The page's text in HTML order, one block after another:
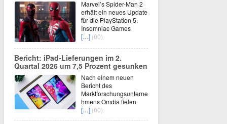
Marvel’s Spider-Man 2
erhält ein neues Update
für die PlayStation 5.
Insomniac Games
[…] (00)
Bericht: iPad-Lieferungen im 2.
Quartal 2026 um 7,5 Prozent gesunken
Nach einem neuen
Bericht des
Marktforschungsunterne
hmens Omdia fielen
[…] (00)